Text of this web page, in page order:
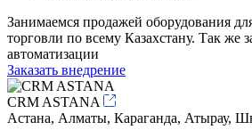
Занимаемся продажей оборудования
торговли по всему Казахстану. Так же
автоматизации
Заказать внедрение
CRM ASTANA
Астана, Алматы, Караганда, Атырау,